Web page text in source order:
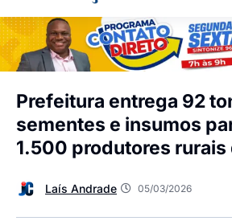
Prefeitura entrega 92
sementes e insumos
1.500 produtores rurais
Laís Andrade 05/03/2026